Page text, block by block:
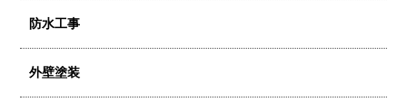
防水工事
外壁塗装